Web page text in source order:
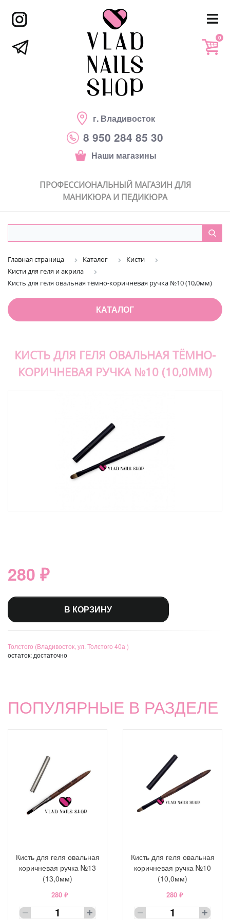
г. Владивосток
8 950 284 85 30
Наши магазины
0
ПРОФЕССИОНАЛЬНЫЙ МАГАЗИН ДЛЯ
МАНИКЮРА И ПЕДИКЮРА
Главная страница Каталог
Кисти
Кисти для геля и акрила
Кисть для геля овальная тёмно-коричневая ручка №10 (10,0мм)
КАТАЛОГ
КИСТЬ ДЛЯ ГЕЛЯ ОВАЛЬНАЯ ТЁМНО-
КОРИЧНЕВАЯ РУЧКА №10 (10,0ММ)
280 ₽
В КОРЗИНУ
Толстого (Владивосток, ул. Толстого 40а )
остаток: достаточно
ПОПУЛЯРНЫЕ В РАЗДЕЛЕ
Кисть для геля овальная
коричневая ручка №13
(13,0мм)
280 ₽
Кисть для геля овальная
коричневая ручка №10
(10,0мм)
280 ₽